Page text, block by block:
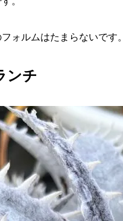
ォルムはたまらないです。
ンチ